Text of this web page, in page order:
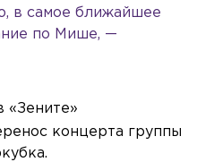
в самое ближайшее
по Мише, —
«Зените»
концерта группы